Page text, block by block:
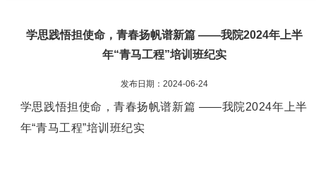
学思践悟担使命，青春扬帆谱新篇 ——我院2024年上半
年“青马工程”培训班纪实
发布日期：2024-06-24
学思践悟担使命，青春扬帆谱新篇 ——我院2024年上半
年“青马工程”培训班纪实